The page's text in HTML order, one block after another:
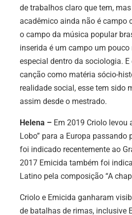
de trabalhos claro que tem,
acadêmico ainda não é campo
o campo da música popular
inserida é um campo um
especial dentro da sociologia. E
canção como matéria sócio-
realidade social, esse tem sido
assim desde o mestrado.
Helena – Em 2019 Criolo levou
Lobo” para a Europa passando
foi indicado recentemente ao
2017 Emicida também foi
Latino pela composição “A
Criolo e Emicida ganharam
de batalhas de rimas, inclusive